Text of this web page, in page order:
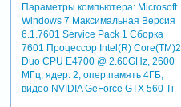
Параметры компьютера:Microsoft
Windows 7 Максимальная Версия
6.1.7601 Service Pack 1 Сборка
7601 Процессор Intel(R) Core(TM)2
Duo CPU E4700 @ 2.60GHz, 2600
МГц, ядер: 2, опер.память 4ГБ,
видео NVIDIA GeForce GTX 560 Ti